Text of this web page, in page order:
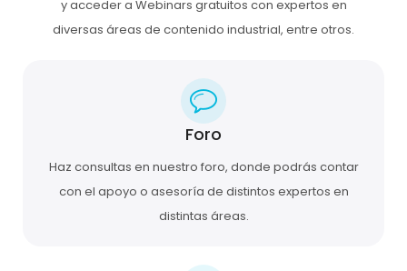
y acceder a Webinars gratuitos con expertos en
diversas áreas de contenido industrial, entre otros.
Foro
Haz consultas en nuestro foro, donde podrás contar
con el apoyo o asesoría de distintos expertos en
distintas áreas.